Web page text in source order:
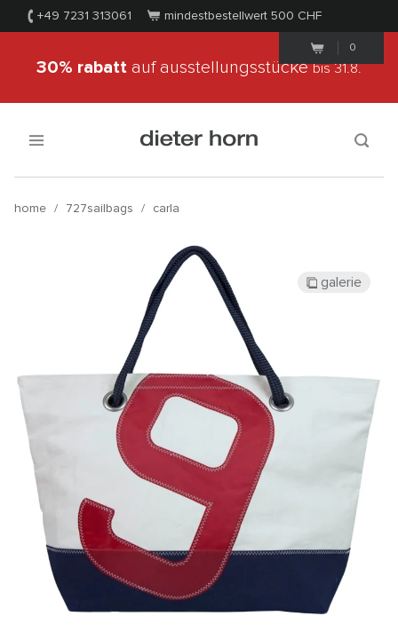
+49 7231 313061 mindestbestellwert 500 CHF
0
30% rabatt auf ausstellungsstückebis 31.8.
home / 727sailbags / carla
galerie